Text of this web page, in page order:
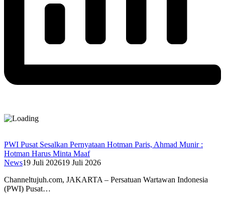
PWI Pusat Sesalkan Pernyataan Hotman Paris, Ahmad Munir :
Hotman Harus Minta Maaf
News19 Juli 202619 Juli 2026
Channeltujuh.com, JAKARTA – Persatuan Wartawan Indonesia
(PWI) Pusat…